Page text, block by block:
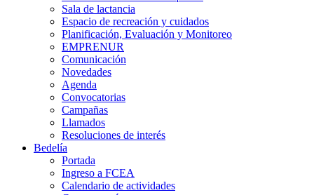
Sala de lactancia
Espacio de recreación y cuidados
Planificación, Evaluación y Monitoreo
EMPRENUR
Comunicación
Novedades
Agenda
Convocatorias
Campañas
Llamados
Resoluciones de interés
Bedelía
Portada
Ingreso a FCEA
Calendario de actividades